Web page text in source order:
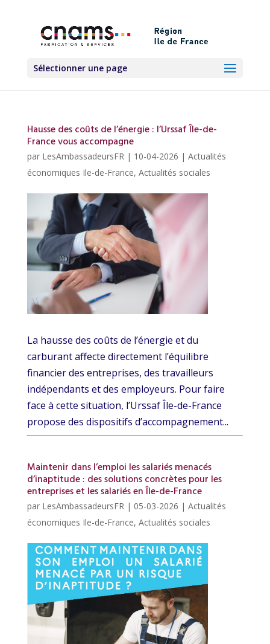
Sélectionner une page
Hausse des coûts de l’énergie : l’Urssaf Île-de-
France vous accompagne
par LesAmbassadeursFR| 10-04-2026 | Actualités
économiques Ile-de-France, Actualités sociales
La hausse des coûts de l’énergie et du
carburant affecte directement l’équilibre
financier des entreprises, des travailleurs
indépendants et des employeurs. Pour faire
face à cette situation, l’Urssaf Île-de-France
propose des dispositifs d’accompagnement...
Maintenir dans l’emploi les salariés menacés
d’inaptitude : des solutions concrètes pour les
entreprises et les salariés en Île-de-France
par LesAmbassadeursFR| 05-03-2026 | Actualités
économiques Ile-de-France, Actualités sociales